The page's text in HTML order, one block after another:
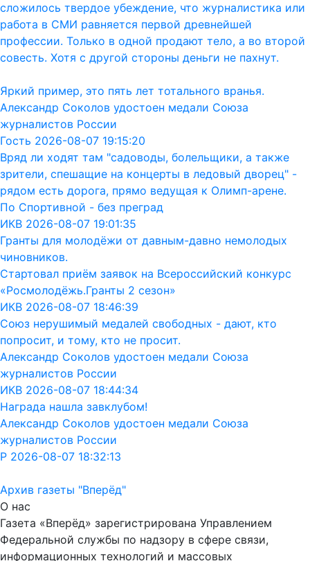
сложилось твердое убеждение, что журналистика или
работа в СМИ равняется первой древнейшей
профессии. Только в одной продают тело, а во второй
совесть. Хотя с другой стороны деньги не пахнут.
Яркий пример, это пять лет тотального вранья.
Александр Соколов удостоен медали Союза
журналистов России
Гость 2026-08-07 19:15:20
Вряд ли ходят там "садоводы, болельщики, а также
зрители, спешащие на концерты в ледовый дворец" -
рядом есть дорога, прямо ведущая к Олимп-арене.
По Спортивной - без преград
ИКВ 2026-08-07 19:01:35
Гранты для молодёжи от давным-давно немолодых
чиновников.
Стартовал приём заявок на Всероссийский конкурс
«Росмолодёжь.Гранты 2 сезон»
ИКВ 2026-08-07 18:46:39
Союз нерушимый медалей свободных - дают, кто
попросит, и тому, кто не просит.
Александр Соколов удостоен медали Союза
журналистов России
ИКВ 2026-08-07 18:44:34
Награда нашла завклубом!
Александр Соколов удостоен медали Союза
журналистов России
Р 2026-08-07 18:32:13
Архив газеты "Вперёд"
О нас
Газета «Вперёд» зарегистрирована Управлением
Федеральной службы по надзору в сфере связи,
информационных технологий и массовых